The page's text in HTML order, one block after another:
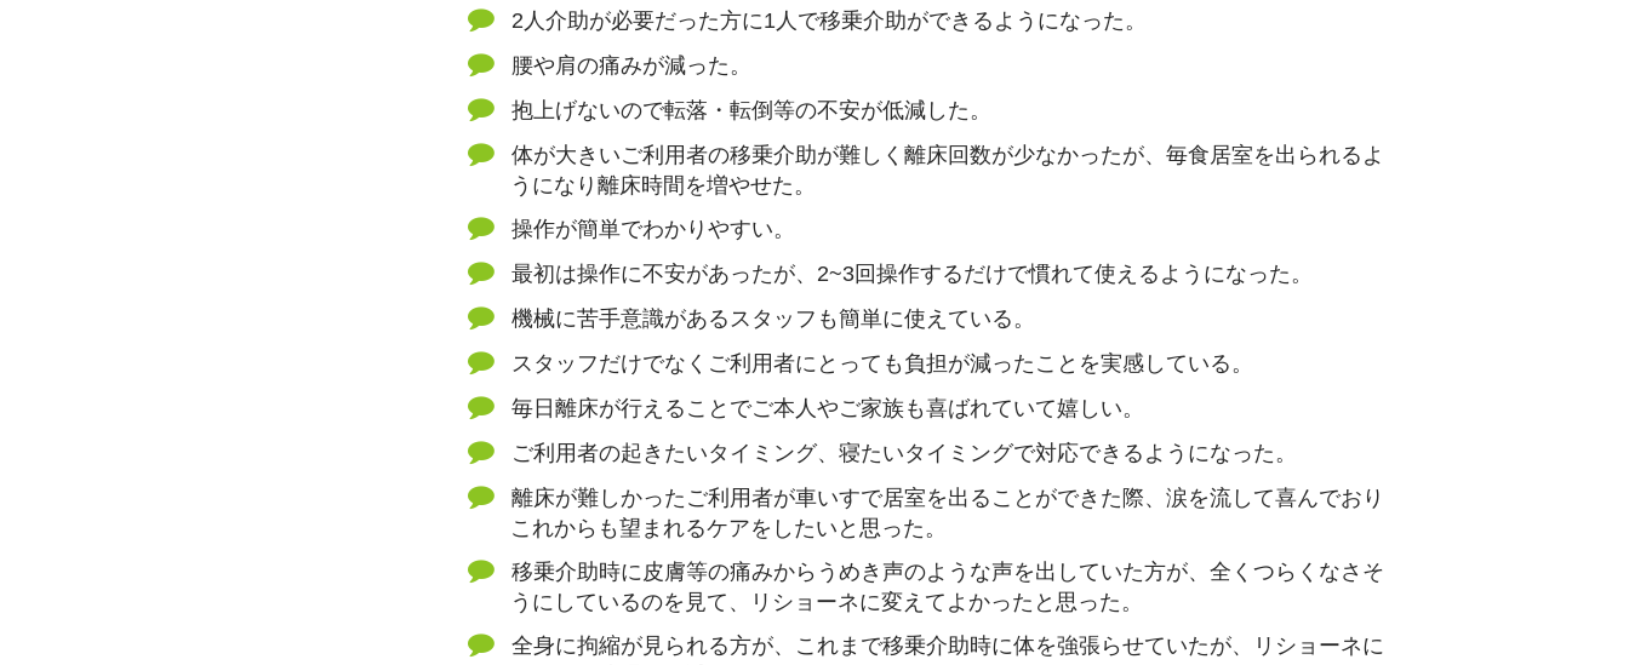
2人介助が必要だった方に1人で移乗介助ができるようになった。
腰や肩の痛みが減った。
抱上げないので転落・転倒等の不安が低減した。
体が大きいご利用者の移乗介助が難しく離床回数が少なかったが、毎食居室を出られるよ
うになり離床時間を増やせた。
操作が簡単でわかりやすい。
最初は操作に不安があったが、2~3回操作するだけで慣れて使えるようになった。
機械に苦手意識があるスタッフも簡単に使えている。
スタッフだけでなくご利用者にとっても負担が減ったことを実感している。
毎日離床が行えることでご本人やご家族も喜ばれていて嬉しい。
ご利用者の起きたいタイミング、寝たいタイミングで対応できるようになった。
離床が難しかったご利用者が車いすで居室を出ることができた際、涙を流して喜んでおり
これからも望まれるケアをしたいと思った。
移乗介助時に皮膚等の痛みからうめき声のような声を出していた方が、全くつらくなさそ
うにしているのを見て、リショーネに変えてよかったと思った。
全身に拘縮が見られる方が、これまで移乗介助時に体を強張らせていたが、リショーネに